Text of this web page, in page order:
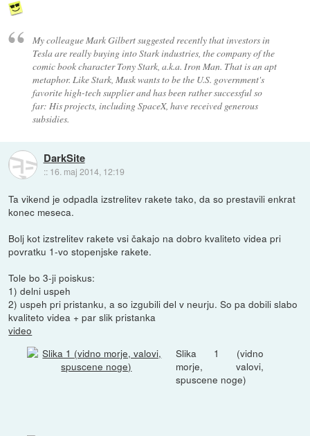
My colleague Mark Gilbert suggested recently that investors in
Tesla are really buying into Stark industries, the company of the
comic book character Tony Stark, a.k.a. Iron Man. That is an apt
metaphor. Like Stark, Musk wants to be the U.S. government's
favorite high-tech supplier and has been rather successful so
far: His projects, including SpaceX, have received generous
subsidies.
DarkSite
:: 16. maj 2014, 12:19
Ta vikend je odpadla izstrelitev rakete tako, da so prestavili enkrat
konec meseca.
Bolj kot izstrelitev rakete vsi čakajo na dobro kvaliteto videa pri
povratku 1-vo stopenjske rakete.
Tole bo 3-ji poiskus:
1) delni uspeh
2) uspeh pri pristanku, a so izgubili del v neurju. So pa dobili slabo
kvaliteto videa + par slik pristanka
video
Slika 1 (vidno
morje, valovi,
spuscene noge)